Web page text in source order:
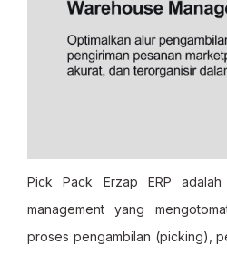
Pick Pack Erzap ERP
management yang
proses pengambilan (picking),